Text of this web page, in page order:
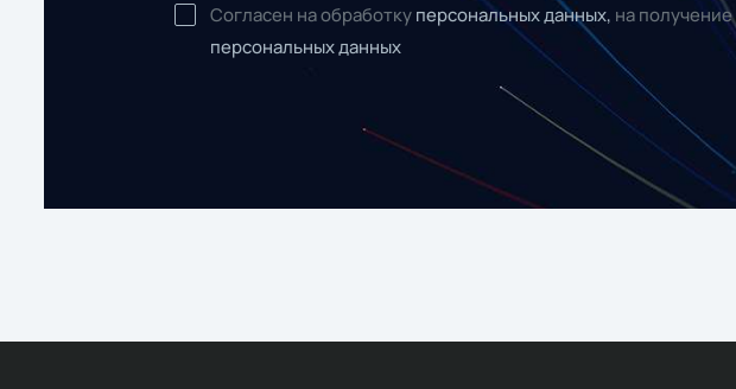
Согласен на обработку персональных данных, на получение
персональных данных